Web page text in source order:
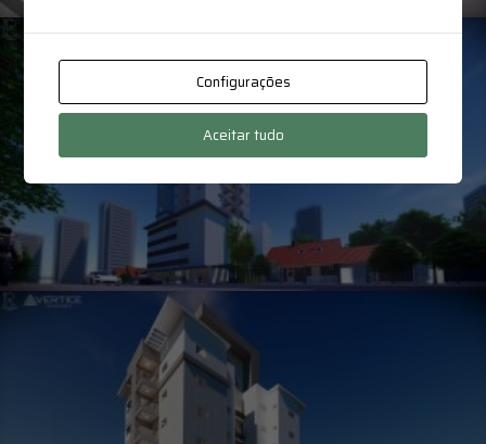
Configurações
Aceitar tudo